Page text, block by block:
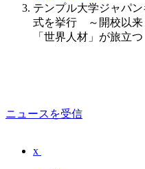
テンプル大学ジャパ
式を挙行 ～開校以来
「世界人材」が旅立つ
ニュースを受信
x